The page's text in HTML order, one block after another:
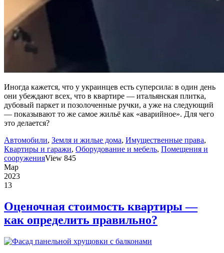
Иногда кажется, что у украинцев есть суперсила: в один день
они убеждают всех, что в квартире — итальянская плитка,
дубовый паркет и позолоченные ручки, а уже на следующий
— показывают то же самое жильё как «аварийное». Для чего
это делается?
Автомобили, Земля и жилые дома, Имущественные права,
Квартиры и гаражи, Оборудование и мебель, Помещения и
сооруженияView 845
Мар
2023
13
Оценочная стоимость квартиры —
как определить правильно?